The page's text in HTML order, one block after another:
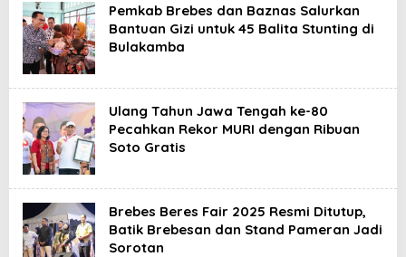
Pemkab Brebes dan Baznas Salurkan
Bantuan Gizi untuk 45 Balita Stunting di
Bulakamba
Ulang Tahun Jawa Tengah ke-80
Pecahkan Rekor MURI dengan Ribuan
Soto Gratis
Brebes Beres Fair 2025 Resmi Ditutup,
Batik Brebesan dan Stand Pameran Jadi
Sorotan